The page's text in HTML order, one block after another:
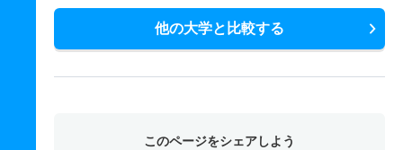
他の大学と比較する
このページをシェアしよう